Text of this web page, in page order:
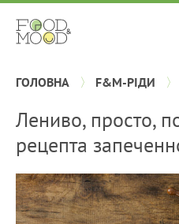
ГОЛОВНА F&M-РІДИ
Лениво, просто,
рецепта